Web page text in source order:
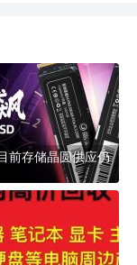
前存储晶圆供应仍